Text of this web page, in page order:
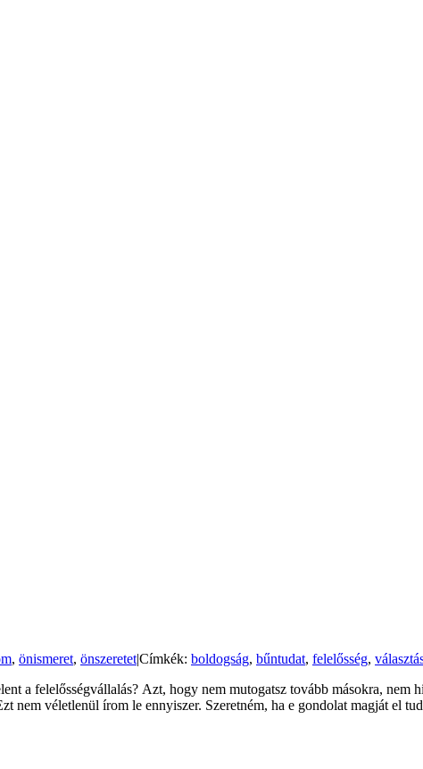
, önismeret, önszeretet|Címkék: boldogság, bűntudat, felelősség,
a felelősségvállalás? Azt, hogy nem mutogatsz tovább másokra, nem
nem véletlenül írom le ennyiszer. Szeretném, ha e gondolat magját el